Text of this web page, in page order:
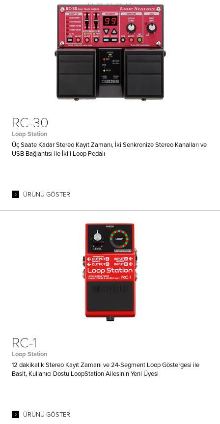
RC-30
Loop Station
Üç Saate Kadar Stereo Kayıt Zamanı, İki Senkronize Stereo Kanalları ve
USB Bağlantısı ile İkili Loop Pedalı
ÜRÜNÜ GÖSTER
RC-1
Loop Station
12 dakikalık Stereo Kayıt Zamanı ve 24-Segment Loop Göstergesi ile
Basit, Kullanıcı Dostu LoopStation Ailesinin Yeni Üyesi
ÜRÜNÜ GÖSTER